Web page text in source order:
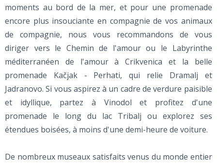
moments au bord de la mer, et pour une promenade
encore plus insouciante en compagnie de vos animaux
de compagnie, nous vous recommandons de vous
diriger vers le Chemin de l'amour ou le Labyrinthe
méditerranéen de l'amour à Crikvenica et la belle
promenade Kačjak - Perhati, qui relie Dramalj et
Jadranovo. Si vous aspirez à un cadre de verdure paisible
et idyllique, partez à Vinodol et profitez d'une
promenade le long du lac Tribalj ou explorez ses
étendues boisées, à moins d'une demi-heure de voiture.
De nombreux museaux satisfaits venus du monde entier